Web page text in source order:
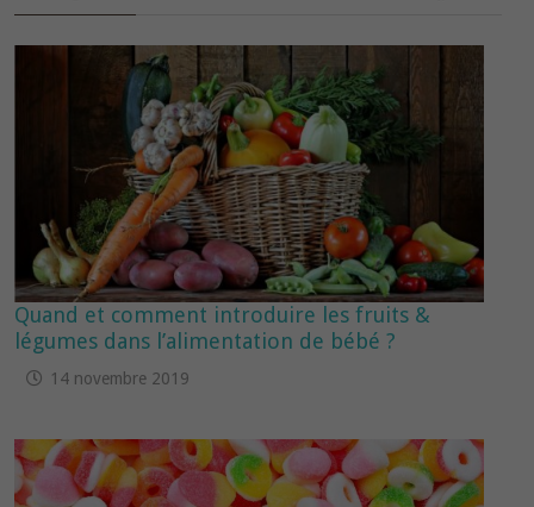
Quand et comment introduire les fruits &
légumes dans l’alimentation de bébé ?
14 novembre 2019